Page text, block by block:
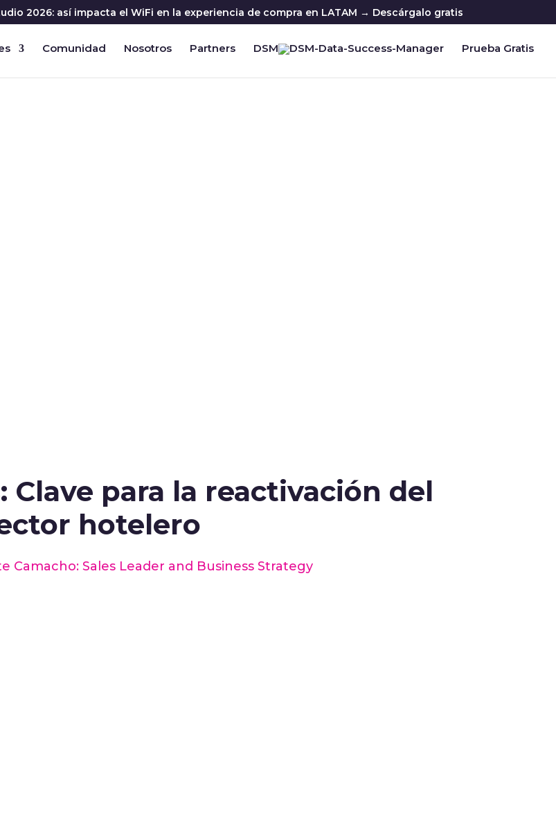
2026: así impacta el WiFi en la experiencia de compra en LATAM → Descárgalo gratis
Comunidad Nosotros Partners DSM Prueba Gratis
Clave para la reactivación del
hotelero
Camacho: Sales Leader and Business Strategy